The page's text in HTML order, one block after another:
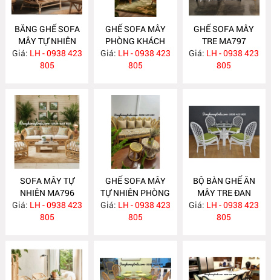
BĂNG GHẾ SOFA
MÂY TỰ NHIÊN
PHÒNG KHÁCH
MA799
Giá: LH - 0938 423
805
GHẾ SOFA MÂY
PHÒNG KHÁCH
MA798
Giá: LH - 0938 423
805
GHẾ SOFA MÂY
TRE MA797
Giá: LH - 0938 423
805
SOFA MÂY TỰ
NHIÊN MA796
Giá: LH - 0938 423
805
GHẾ SOFA MÂY
TỰ NHIÊN PHÒNG
KHÁCH MA795
Giá: LH - 0938 423
805
BỘ BÀN GHẾ ĂN
MÂY TRE ĐAN
MA784
Giá: LH - 0938 423
805